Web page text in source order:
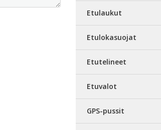
Etulaukut
Etulokasuojat
Etutelineet
Etuvalot
GPS-pussit